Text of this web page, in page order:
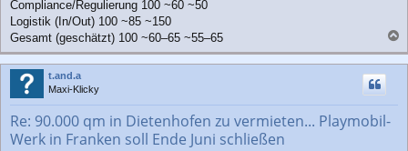
Compliance/Regulierung 100 ~60 ~50
Logistik (In/Out) 100 ~85 ~150
Gesamt (geschätzt) 100 ~60–65 ~55–65
a
c
t.and.a
Maxi-Klicky
Re: 90.000 qm in Dietenhofen zu vermieten... Playmobil-
Werk in Franken soll Ende Juni schließen